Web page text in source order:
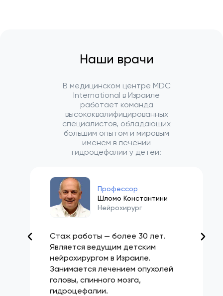
Наши врачи
В медицинском центре MDC
International в Израиле
работает команда
высококвалифицированных
специалистов, обладающих
большим опытом и мировым
именем в лечении
гидроцефалии у детей:
Стаж работы — более 30 лет.
Является ведущим детским
нейрохирургом в Израиле.
Занимается лечением опухолей
головы, спинного мозга,
гидроцефалии.
Профессор
Шломо Константини
Нейрохирург